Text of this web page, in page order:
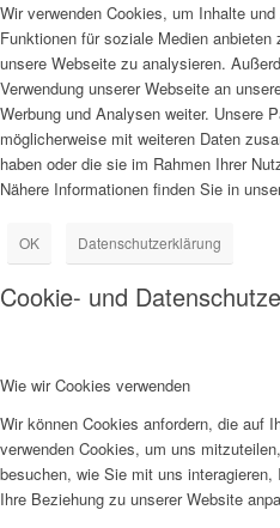
Wir verwenden Cookies, um Inhalte
Funktionen für soziale Medien
unsere Webseite zu analysieren.
Verwendung unserer Webseite an
Werbung und Analysen weiter. Unsere
möglicherweise mit weiteren Daten
haben oder die sie im Rahmen Ihrer
Nähere Informationen finden Sie in
OK Datenschutzerklärung
Cookie- und
Wie wir Cookies verwenden
Wir können Cookies anfordern, die auf
verwenden Cookies, um uns
besuchen, wie Sie mit uns
Ihre Beziehung zu unserer Website